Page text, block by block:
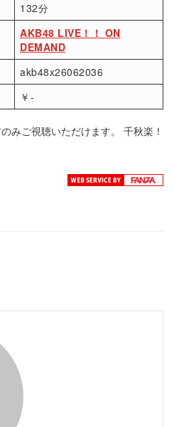
132分
AKB48 LIVE！！ ON
DEMAND
akb48x26062036
￥-
みご視聴いただけます。 千秋楽！